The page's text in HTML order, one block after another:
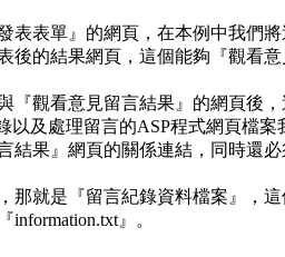
表單』的網頁，在本例中我們將
後的結果網頁，這個能夠『觀看
『觀看意見留言結果』的網頁後
及處理留言的ASP程式網頁檔
結果』網頁的關係連結，同時還
那就是『留言紀錄資料檔案』，
』。